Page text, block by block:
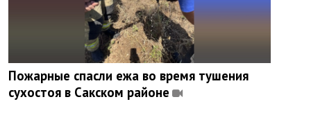
Пожарные спасли ежа во время тушения
сухостоя в Сакском районе